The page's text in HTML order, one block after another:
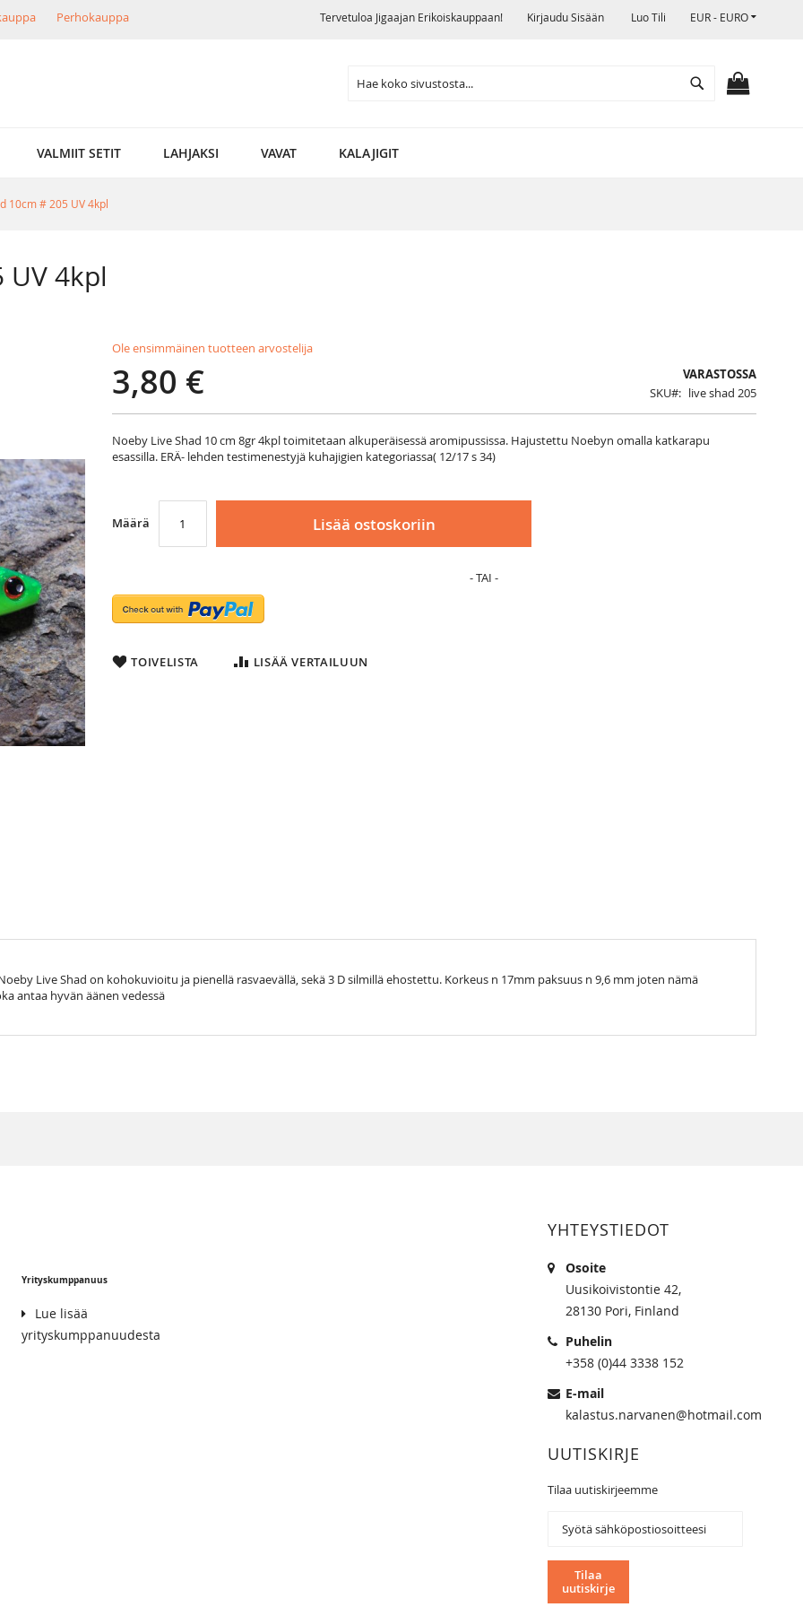
VALUUTTA
EUR - EURO
Tervetuloa Jigaajan Erikoiskauppaan! Kirjaudu Sisään Luo Tili
Perhokauppa
Search
VALMIIT SETIT LAHJAKSI VAVAT KALAJIGIT
10cm # 205 UV 4kpl
UV 4kpl
Ole ensimmäinen tuotteen arvostelija
3,80 €
VARASTOSSA
SKU
live shad 205
Noeby Live Shad 10 cm 8gr 4kpl toimitetaan alkuperäisessä aromipussissa. Hajustettu Noebyn omalla katkarapu
esassilla. ERÄ- lehden testimenestyjä kuhajigien kategoriassa( 12/17 s 34)
Määrä Lisää ostoskoriin
TOIVELISTA LISÄÄ VERTAILUUN
Live Shad on kohokuvioitu ja pienellä rasvaevällä, sekä 3 D silmillä ehostettu. Korkeus n 17mm paksuus n 9,6 mm joten nämä
antaa hyvän äänen vedessä
Yrityskumppanuus
Lue lisää
yrityskumppanuudesta
YHTEYSTIEDOT
Osoite
Uusikoivistontie 42,
28130 Pori, Finland
Puhelin
+358 (0)44 3338 152
E-mail
kalastus.narvanen@hotmail.com
UUTISKIRJE
Tilaa uutiskirjeemme
uutiskirjeemme:
Tilaa
uutiskirje